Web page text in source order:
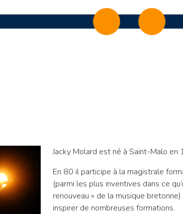
Jacky Molard est né à Saint-Malo en
En 80 il participe à la magistrale
(parmi les plus inventives dans ce
renouveau » de la musique bretonne)
inspirer de nombreuses formations.